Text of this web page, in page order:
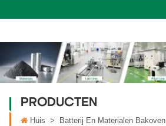
PRODUCTEN
Huis > Batterij En Materialen Bakoven